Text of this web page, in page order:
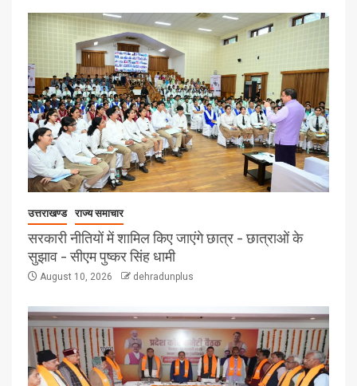
उत्तराखण्ड राज्य समाचार
सरकारी नीतियों में शामिल किए जाएंगे छात्र – छात्राओं के
सुझाव – सीएम पुष्कर सिंह धामी
August 10, 2026 dehradunplus